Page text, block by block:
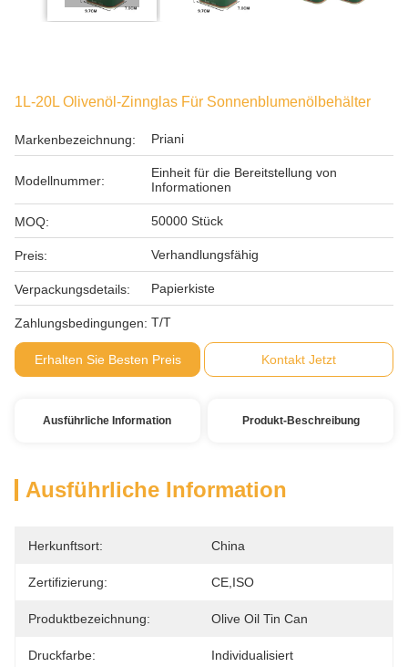
1L-20L Olivenöl-Zinnglas Für Sonnenblumenölbehälter
Markenbezeichnung: Priani
Modellnummer:
Einheit für die Bereitstellung von
Informationen
MOQ: 50000 Stück
Preis: Verhandlungsfähig
Verpackungsdetails: Papierkiste
Zahlungsbedingungen: T/T
Erhalten Sie Besten Preis Kontakt Jetzt
Ausführliche Information Produkt-Beschreibung
Ausführliche Information
Herkunftsort: China
Zertifizierung: CE,ISO
Produktbezeichnung: Olive Oil Tin Can
Druckfarbe: Individualisiert